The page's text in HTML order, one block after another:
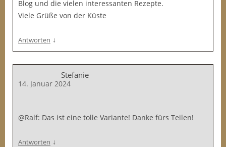
Blog und die vielen interessanten Rezepte.
Viele Grüße von der Küste
Antworten ↓
Stefanie
14. Januar 2024
@Ralf: Das ist eine tolle Variante! Danke fürs Teilen!
Antworten ↓